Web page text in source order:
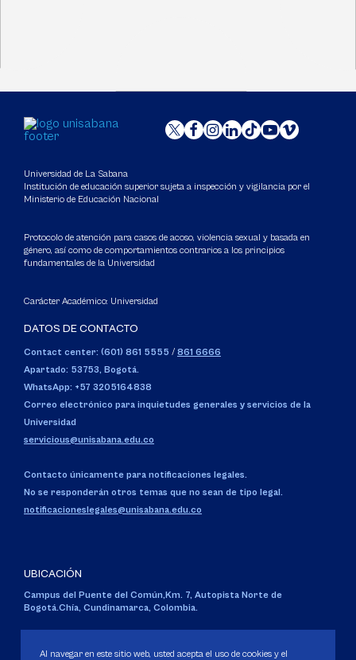
Universidad de La Sabana
Institución de educación superior sujeta a inspección y vigilancia por el
Ministerio de Educación Nacional
Protocolo de atención para casos de acoso, violencia sexual y basada en
género, así como de comportamientos contrarios a los principios
fundamentales de la Universidad
Carácter Académico: Universidad
DATOS DE CONTACTO
Contact center: (601) 861 5555 / 861 6666
Apartado: 53753, Bogotá.
WhatsApp: +57 3205164838
Correo electrónico para inquietudes generales y servicios de la
Universidad
servicious@unisabana.edu.co
Contacto únicamente para notificaciones legales.
No se responderán otros temas que no sean de tipo legal.
notificacioneslegales@unisabana.edu.co
UBICACIÓN
Campus del Puente del Común,Km. 7, Autopista Norte de
Bogotá.Chía, Cundinamarca, Colombia.
Personería Jurídica:Resolución 130 del 14 de enero de 1980.
Al navegar en este sitio web, usted acepta el uso de cookies y el